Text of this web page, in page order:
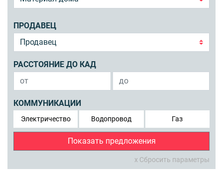
ПРОДАВЕЦ
РАССТОЯНИЕ ДО КАД
КОММУНИКАЦИИ
Электричество Водопровод Газ
Показать предложения
x Сбросить параметры